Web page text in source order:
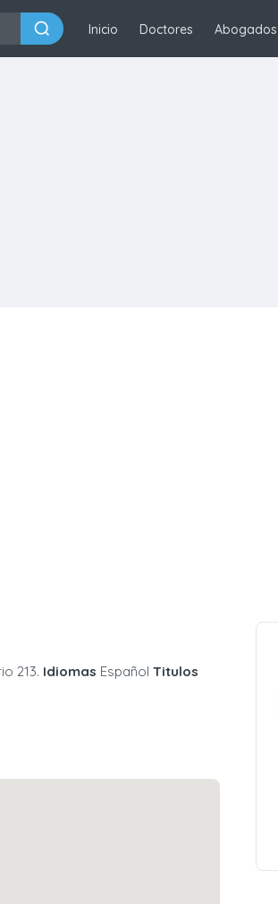
Inicio Doctores Abogados
213. Idiomas Español Titulos